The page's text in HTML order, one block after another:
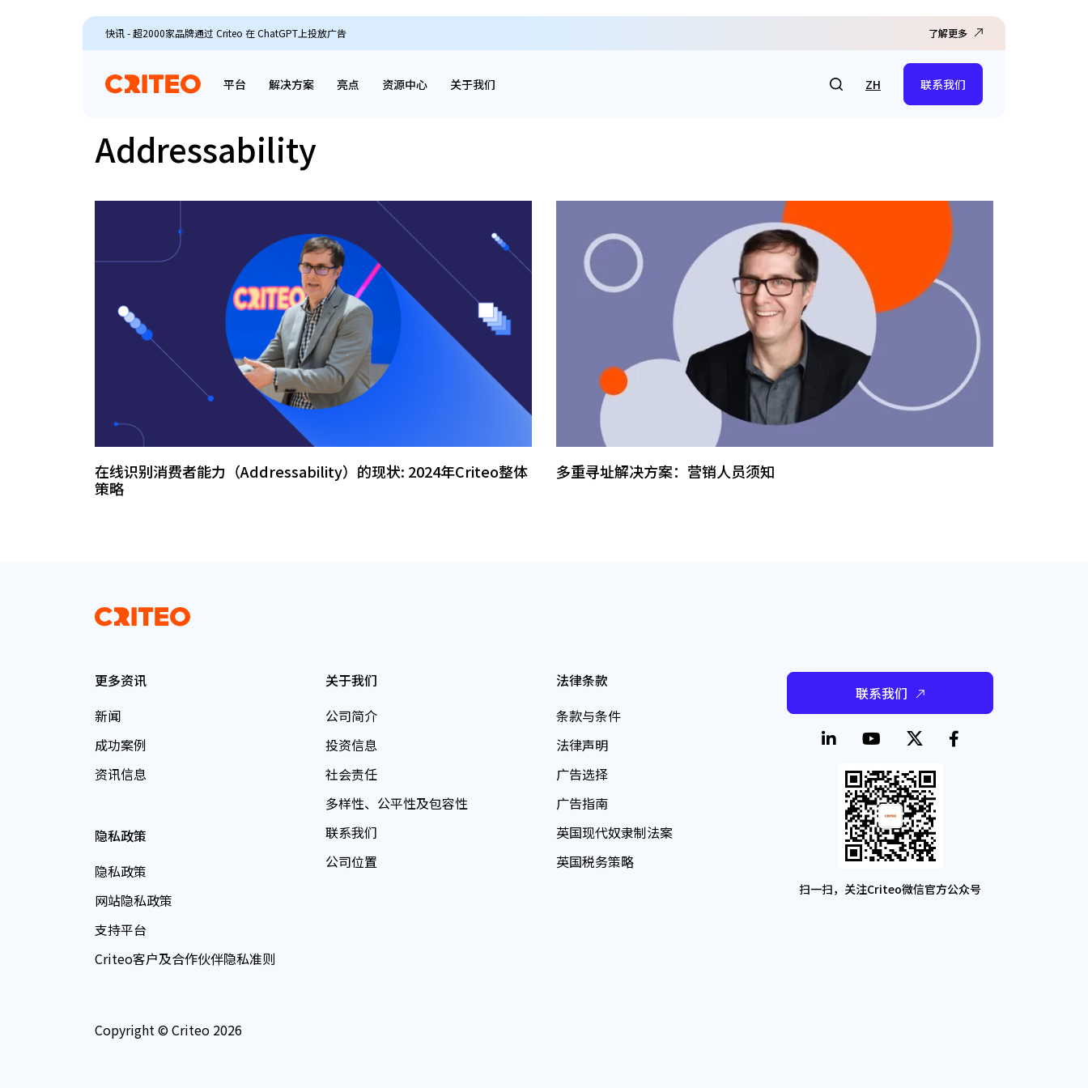
快讯 - 超2000家品牌通过 Criteo 在 ChatGPT上投放广告 了解更多
平台 解决方案 亮点 资源中心 关于我们 ZH 联系我们
Addressability
在线识别消费者能力（Addressability）的现状: 2024年Criteo整体
策略
多重寻址解决方案：营销人员须知
更多资讯
新闻
成功案例
资讯信息
隐私政策
隐私政策
网站隐私政策
支持平台
Criteo客户及合作伙伴隐私准则
关于我们
公司简介
投资信息
社会责任
多样性、公平性及包容性
联系我们
公司位置
法律条款
条款与条件
法律声明
广告选择
广告指南
英国现代奴隶制法案
英国税务策略
联系我们
扫一扫，关注Criteo微信官方公众号
Copyright © Criteo 2026